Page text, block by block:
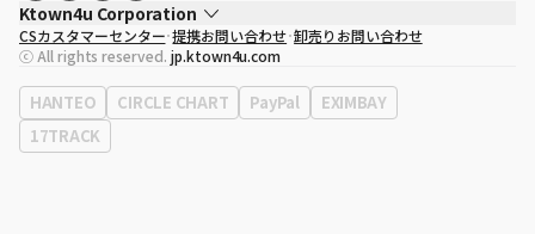
Ktown4u Corporation
代表取締役
ソン・ヒョミン
事業者登録番号120-87-71116
eContext
0120-23-7523
事務所住所
ソウル特別市江南区永東大路513、3階(三成洞、coex)
CSカスタマーセンター 提携お問い合わせ 卸売りお問い合わせ
ⓒ All rights reserved. jp.ktown4u.com
HANTEO CIRCLE CHART PayPal
EXIMBAY
17TRACK